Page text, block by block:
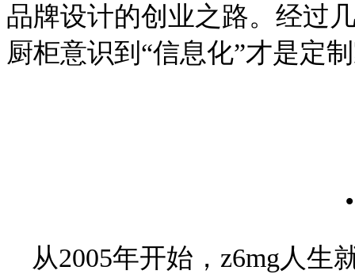
品牌设计的创业之路。经过几
厨柜意识到“信息化”才是定
从2005年开始，z6mg人